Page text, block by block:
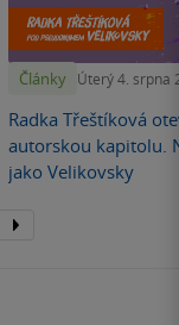
Články Úterý 4. srpna
Radka Třeštíková
autorskou kapitolu.
jako Velikovsky